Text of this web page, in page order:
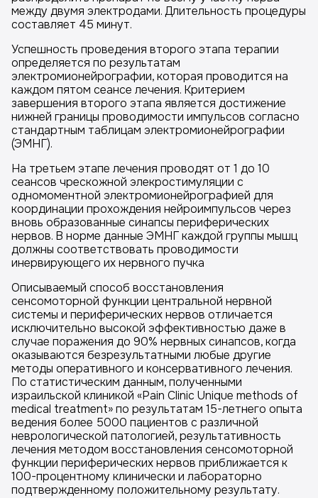
между двумя электродами. Длительность процедуры
составляет 45 минут.
Успешность проведения второго этапа терапии
определяется по результатам
электромионейрографии, которая проводится на
каждом пятом сеансе лечения. Критерием
завершения второго этапа является достижение
нижней границы проводимости импульсов согласно
стандартным таблицам электромионейрографии
(ЭМНГ).
На третьем этапе лечения проводят от 1 до 10
сеансов чрескожной элекростимуляции с
одномоментной электромионейрографией для
координации прохождения нейроимпульсов через
вновь образованные синапсы периферических
нервов. В норме данные ЭМНГ каждой группы мышц
должны соответствовать проводимости
инервирующего их нервного пучка
Описываемый способ восстановления
сенсомоторной функции центральной нервной
системы и периферических нервов отличается
исключительно высокой эффективностью даже в
случае поражения до 90% нервных синапсов, когда
оказываются безрезультатными любые другие
методы оперативного и консервативного лечения.
По статистическим данным, полученными
израильской клиникой «Pain Clinic Unique methods of
medical treatment» по результатам 15-летнего опыта
ведения более 5000 пациентов с различной
неврологической патологией, результативность
лечения методом восстановления сенсомоторной
функции периферических нервов приближается к
100-процентному клинически и лабораторно
подтвержденному положительному результату.